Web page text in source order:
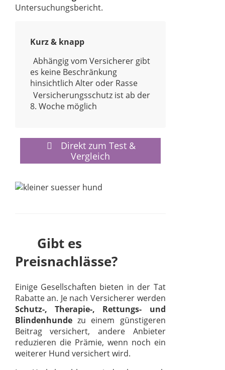
Untersuchungsbericht.
Kurz & knapp
Abhängig vom Versicherer gibt
es keine Beschränkung
hinsichtlich Alter oder Rasse
Versicherungsschutz ist ab der
8. Woche möglich
Direkt zum Test &
Vergleich
Gibt es
Preisnachlässe?
Einige Gesellschaften bieten in der Tat
Rabatte an. Je nach Versicherer werden
Schutz-, Therapie-, Rettungs- und
Blindenhundezu einem günstigeren
Beitrag versichert, andere Anbieter
reduzieren die Prämie, wenn noch ein
weiterer Hund versichert wird.